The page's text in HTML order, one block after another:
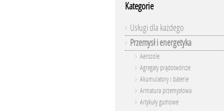
Kategorie
Usługi dla każdego
Przemysł i energetyka
Aerozole
Agregaty prądotwórcze
Akumulatory i baterie
Armatura przemysłowa
Artykuły gumowe